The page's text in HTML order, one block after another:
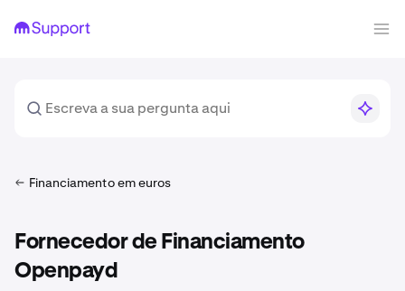
Financiamento em euros
Fornecedor de Financiamento
Openpayd